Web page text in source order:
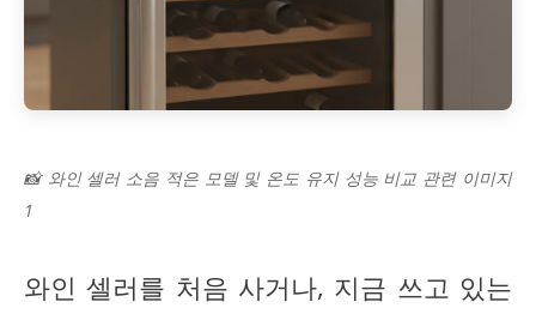
📸 와인 셀러 소음 적은 모델 및 온도 유지 성능 비교 관련 이미지
1
와인 셀러를 처음 사거나, 지금 쓰고 있는